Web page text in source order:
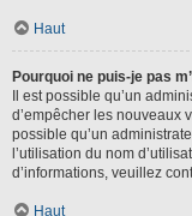
Haut
Pourquoi ne puis-je pas
Il est possible qu’un
d’empêcher les nouveaux
possible qu’un
l’utilisation du nom
d’informations, veuillez
Haut